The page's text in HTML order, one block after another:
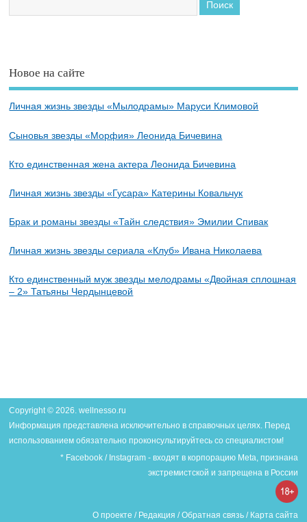
Новое на сайте
Личная жизнь звезды «Мылодрамы» Маруси Климовой
Сыновья звезды «Морфия» Леонида Бичевина
Кто единственная жена актера Леонида Бичевина
Личная жизнь звезды «Гусара» Катерины Ковальчук
Брак и романы звезды «Тайн следствия» Эмилии Спивак
Личная жизнь звезды сериала «Клуб» Ивана Николаева
Кто единственный муж звезды мелодрамы «Двойная сплошная
– 2» Татьяны Чердынцевой
Copyright © 2026. wellnesso.ru
Информация представлена исключительно в справочных целях. Перед
использованием обязательно проконсультируйтесь со специалистом!
* Facebook / Instagram - входят в корпорацию Meta, признана
экстремистской и запрещена в России
О проекте / Редакция /Обратная связь/ Карта сайта